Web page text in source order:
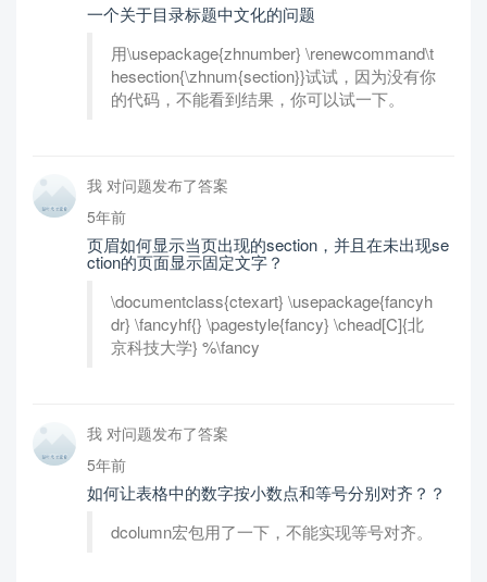
一个关于目录标题中文化的问题
用\usepackage{zhnumber} \renewcommand\t
hesection{\zhnum{section}}试试，因为没有你
的代码，不能看到结果，你可以试一下。
我 对问题发布了答案
5年前
页眉如何显示当页出现的section，并且在未出现se
ction的页面显示固定文字？
\documentclass{ctexart} \usepackage{fancyh
dr} \fancyhf{} \pagestyle{fancy} \chead[C]{北
京科技大学} %\fancy
我 对问题发布了答案
5年前
如何让表格中的数字按小数点和等号分别对齐？？
dcolumn宏包用了一下，不能实现等号对齐。